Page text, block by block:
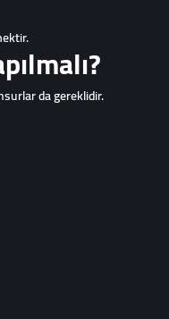
da gereklidir.